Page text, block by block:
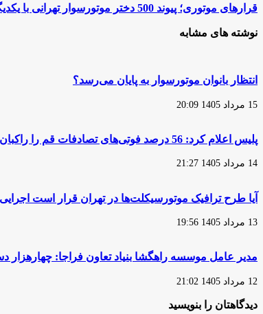
زنان
مجلس:
صدور
گواهینامه
زنان
در
کار
قرارهای
پیوند
500
تهرانی
با
یکدیگر
قرارهای موتوری؛ پیوند 500 دختر موتورسوار تهرانی با یکدیگر
نوشته های مشابه
انتظار بانوان موتورسوار به پایان می‌رسد؟
15 مرداد 1405 20:09
پلیس اعلام کرد: 56 درصد فوتی‌های تصادفات قم را راکبان موتورسیکلت تشکیل می‌دهند
14 مرداد 1405 21:27
آیا طرح ترافیک موتورسیکلت‌ها در تهران قرار است
13 مرداد 1405 19:56
مدیر عامل موسسه راهگشا بنیاد تعاون فراجا:
12 مرداد 1405 21:02
دیدگاهتان را بنویسید